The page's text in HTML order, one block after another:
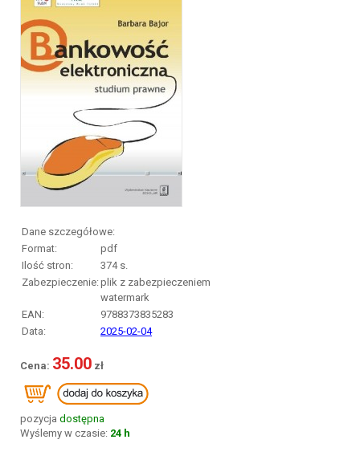
Dane szczegółowe:
Format:
pdf
Ilość stron:
374s.
Zabezpieczenie: plik z zabezpieczeniem
watermark
EAN:
9788373835283
Data:
2025-02-04
35.00
pozycja dostępna
Wyślemy w czasie: 24 h